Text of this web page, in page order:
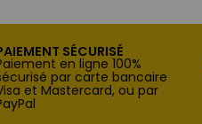
SÉCURISÉ
en ligne 100%
par carte bancaire
et Mastercard, ou par